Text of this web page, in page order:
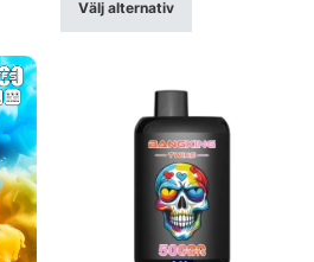
Välj alternativ